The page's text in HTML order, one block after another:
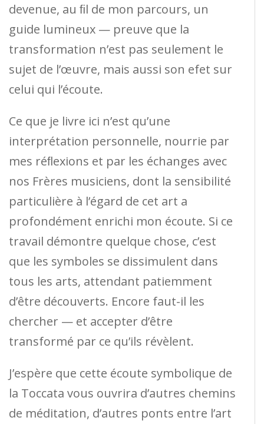
devenue, au ﬁl de mon parcours, un
guide lumineux — preuve que la
transformation n’est pas seulement le
sujet de l’œuvre, mais aussi son efet sur
celui qui l’écoute.
Ce que je livre ici n’est qu’une
interprétation personnelle, nourrie par
mes réﬂexions et par les échanges avec
nos Frères musiciens, dont la sensibilité
particulière à l’égard de cet art a
profondément enrichi mon écoute. Si ce
travail démontre quelque chose, c’est
que les symboles se dissimulent dans
tous les arts, attendant patiemment
d’être découverts. Encore faut-il les
chercher — et accepter d’être
transformé par ce qu’ils révèlent.
J’espère que cette écoute symbolique de
la Toccata vous ouvrira d’autres chemins
de méditation, d’autres ponts entre l’art